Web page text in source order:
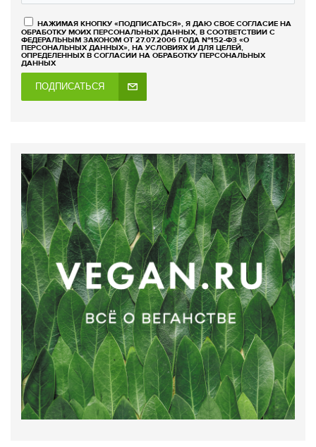
НАЖИМАЯ КНОПКУ «ПОДПИСАТЬСЯ», Я ДАЮ СВОЕ СОГЛАСИЕ НА
ОБРАБОТКУ МОИХ ПЕРСОНАЛЬНЫХ ДАННЫХ, В СООТВЕТСТВИИ С
ФЕДЕРАЛЬНЫМ ЗАКОНОМ ОТ 27.07.2006 ГОДА №152-ФЗ «О
ПЕРСОНАЛЬНЫХ ДАННЫХ», НА УСЛОВИЯХ И ДЛЯ ЦЕЛЕЙ,
ОПРЕДЕЛЕННЫХ В СОГЛАСИИ НА ОБРАБОТКУ ПЕРСОНАЛЬНЫХ
ДАННЫХ
ПОДПИСАТЬСЯ